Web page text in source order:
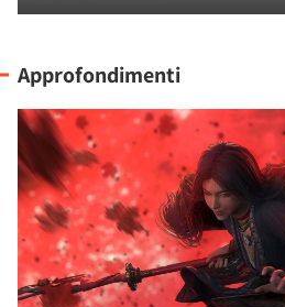
Approfondimenti